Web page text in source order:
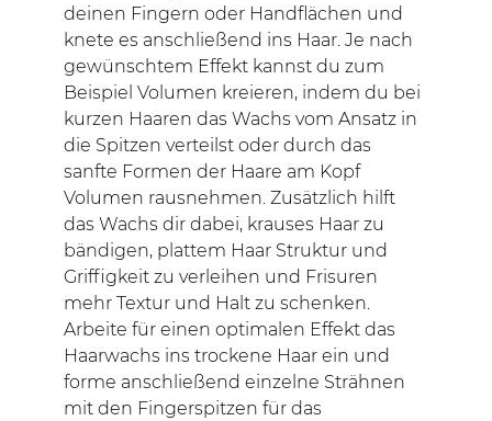
deinen Fingern oder Handflächen und
knete es anschließend ins Haar. Je nach
gewünschtem Effekt kannst du zum
Beispiel Volumen kreieren, indem du bei
kurzen Haaren das Wachs vom Ansatz in
die Spitzen verteilst oder durch das
sanfte Formen der Haare am Kopf
Volumen rausnehmen. Zusätzlich hilft
das Wachs dir dabei, krauses Haar zu
bändigen, plattem Haar Struktur und
Griffigkeit zu verleihen und Frisuren
mehr Textur und Halt zu schenken.
Arbeite für einen optimalen Effekt das
Haarwachs ins trockene Haar ein und
forme anschließend einzelne Strähnen
mit den Fingerspitzen für das